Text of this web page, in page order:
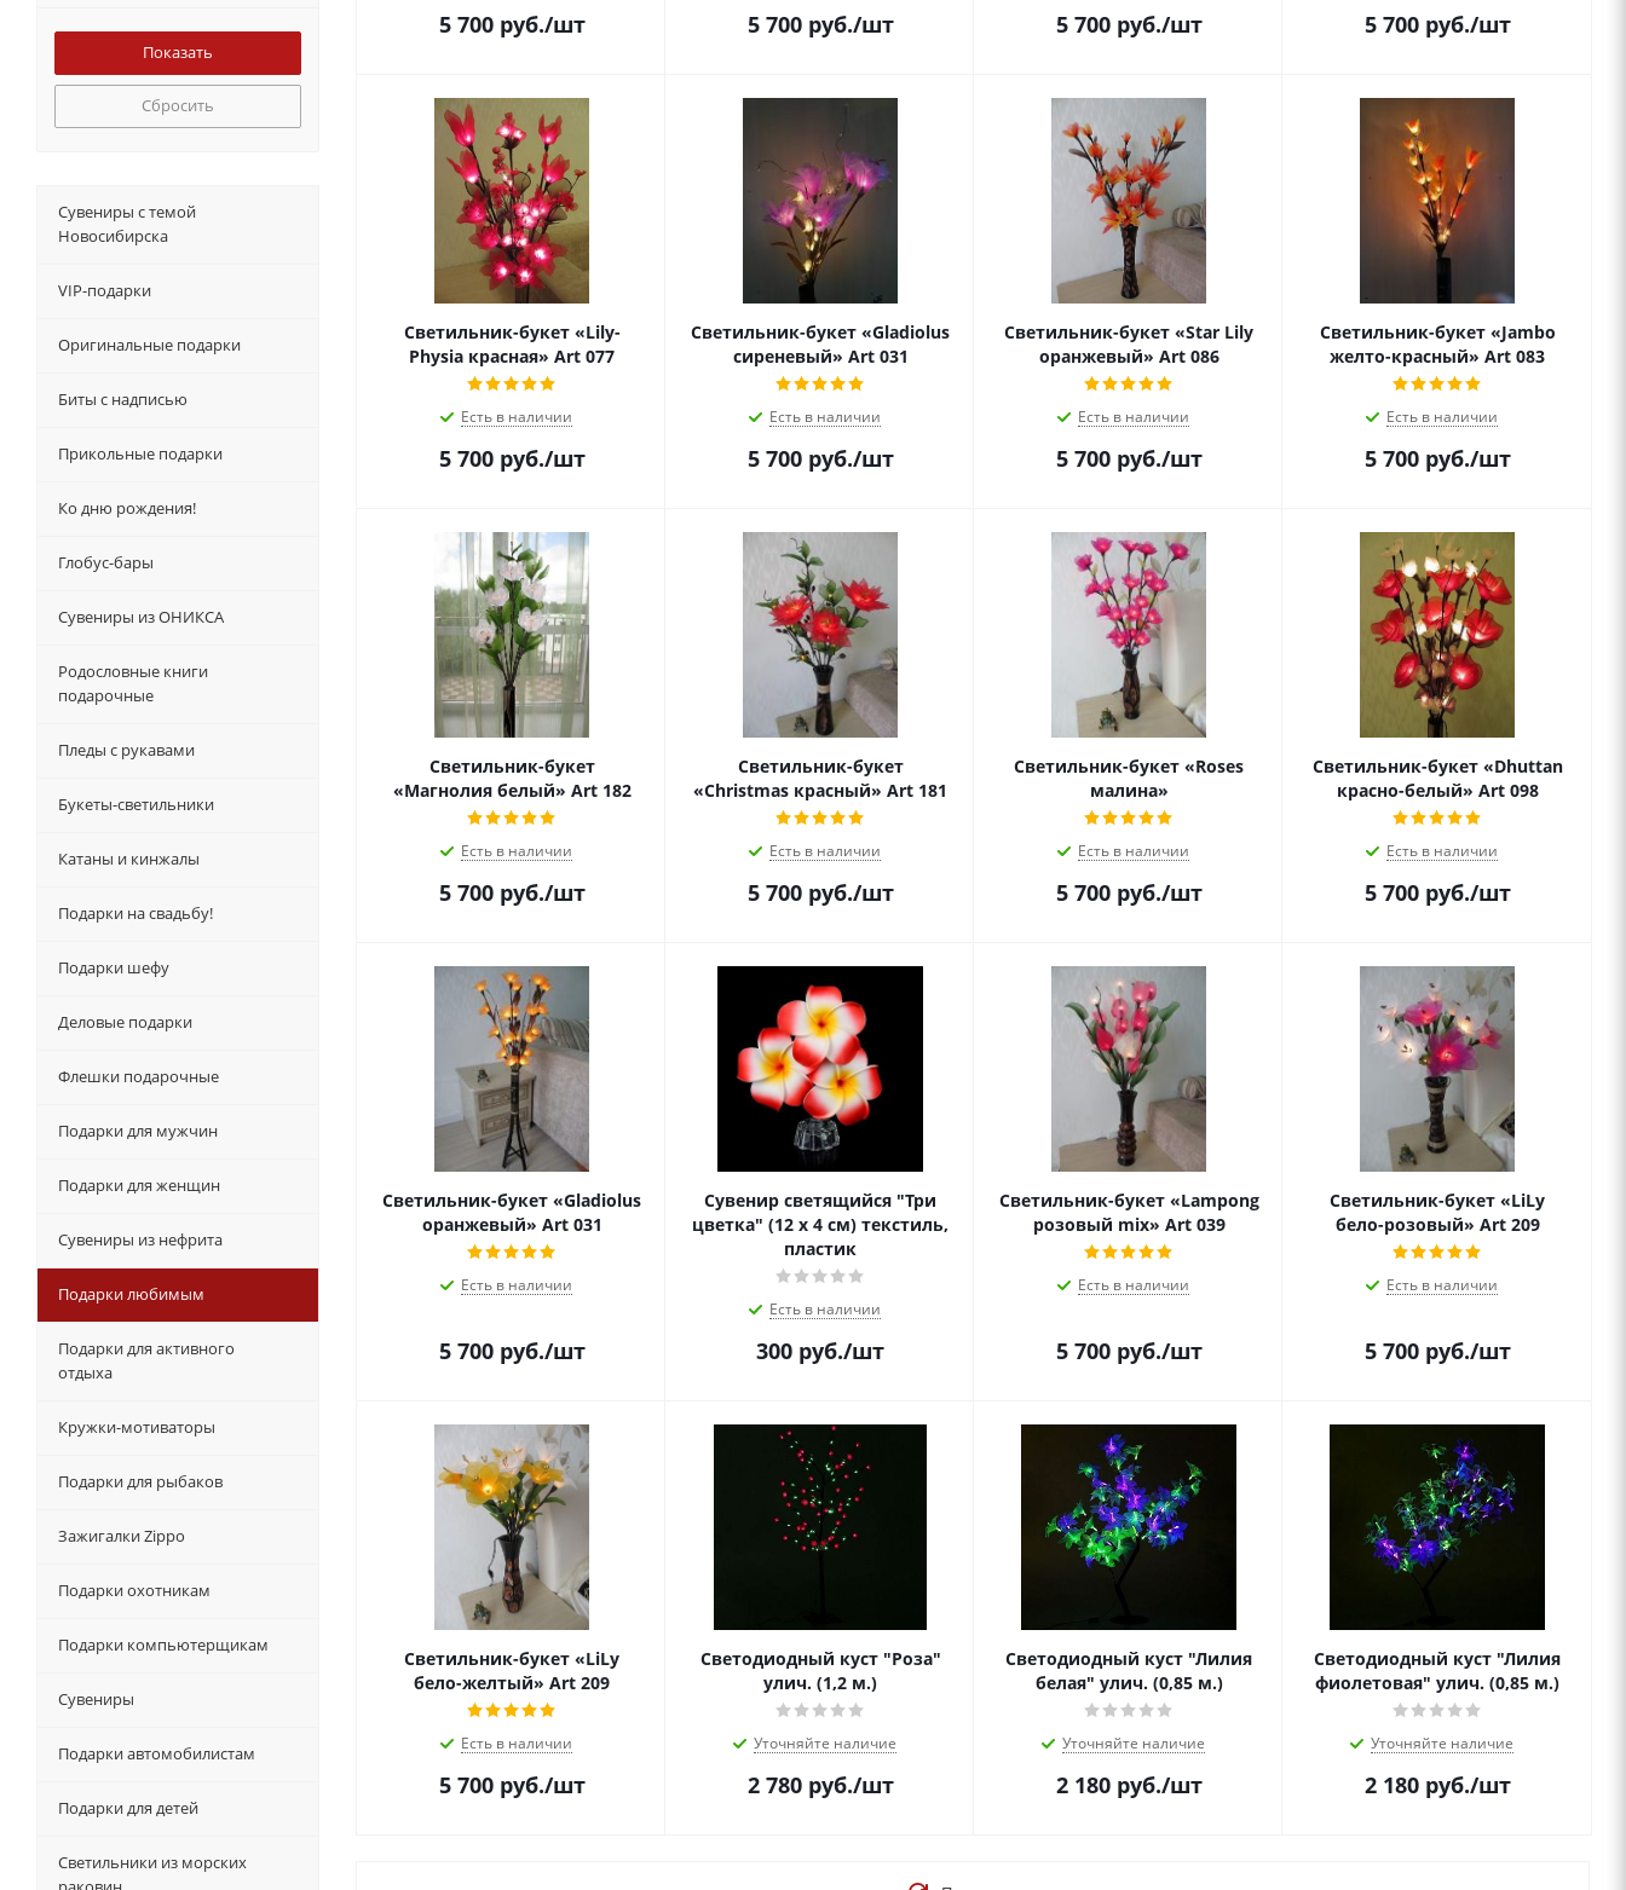
5 700руб./шт 5 700руб./шт 5 700руб./шт 5 700руб./шт
Светильник-букет «Lily-
Physia красная» Art 077
Есть в наличии
5 700руб./шт
Светильник-букет «Gladiolus
сиреневый» Art 031
Есть в наличии
5 700руб./шт
Светильник-букет «Star Lily
оранжевый» Art 086
Есть в наличии
5 700руб./шт
Светильник-букет «Jambo
желто-красный» Art 083
Есть в наличии
5 700руб./шт
Светильник-букет
«Магнолия белый» Art 182
Есть в наличии
5 700руб./шт
Светильник-букет
«Christmas красный» Art 181
Есть в наличии
5 700руб./шт
Светильник-букет «Roses
малина»
Есть в наличии
5 700руб./шт
Светильник-букет «Dhuttan
красно-белый» Art 098
Есть в наличии
5 700руб./шт
Светильник-букет «Gladiolus
оранжевый» Art 031
Есть в наличии
5 700руб./шт
Сувенир светящийся "Три
цветка" (12 х 4 см) текстиль,
пластик
Есть в наличии
300 руб./шт
Светильник-букет «Lampong
розовый mix» Art 039
Есть в наличии
5 700руб./шт
Светильник-букет «LiLy
бело-розовый» Art 209
Есть в наличии
5 700руб./шт
Светильник-букет «LiLy
бело-желтый» Art 209
Есть в наличии
5 700руб./шт
Светодиодный куст "Роза"
улич. (1,2 м.)
Уточняйте наличие
2 780руб./шт
Светодиодный куст "Лилия
белая" улич. (0,85 м.)
Уточняйте наличие
2 180руб./шт
Светодиодный куст "Лилия
фиолетовая" улич. (0,85 м.)
Уточняйте наличие
2 180руб./шт
Сбросить
Сувениры с темой
Новосибирска
VIP-подарки
Оригинальные подарки
Биты с надписью
Прикольные подарки
Ко дню рождения!
Глобус-бары
Сувениры из ОНИКСА
Родословные книги
подарочные
Пледы с рукавами
Букеты-светильники
Катаны и кинжалы
Подарки на свадьбу!
Подарки шефу
Деловые подарки
Флешки подарочные
Подарки для мужчин
Подарки для женщин
Сувениры из нефрита
Подарки любимым
Подарки для активного
отдыха
Кружки-мотиваторы
Подарки для рыбаков
Зажигалки Zippo
Подарки охотникам
Подарки компьютерщикам
Сувениры
Подарки автомобилистам
Подарки для детей
Светильники из морских